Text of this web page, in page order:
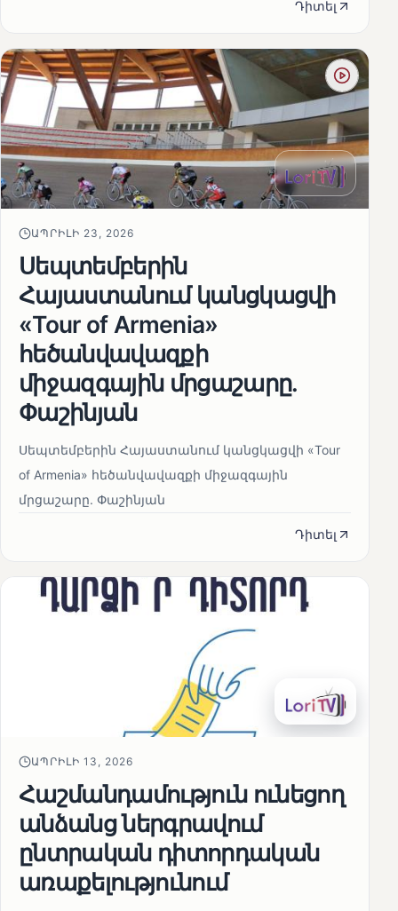
Դիտել
ԱՊՐԻԼԻ 23, 2026
Սեպտեմբերին
Հայաստանում կանցկացվի
«Tour of Armenia»
հեծանվավազքի
միջազգային մրցաշարը.
Փաշինյան
Սեպտեմբերին Հայաստանում կանցկացվի «Tour
of Armenia» հեծանվավազքի միջազգային
մրցաշարը. Փաշինյան
Դիտել
ԱՊՐԻԼԻ 13, 2026
Հաշմանդամություն ունեցող
անձանց ներգրավում
ընտրական դիտորդական
առաքելությունում